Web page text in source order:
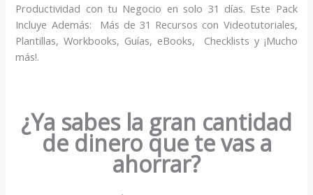
Productividad con tu Negocio en solo 31 días. Este Pack
Incluye Además: Más de 31 Recursos con Videotutoriales,
Plantillas, Workbooks, Guías, eBooks, Checklists y ¡Mucho
más!.
¿Ya sabes la gran cantidad
de dinero que te vas a
ahorrar?